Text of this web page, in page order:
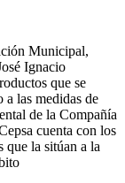
Municipal,
Ignacio
que se
las medidas de
de la Compañía
cuenta con los
que la sitúan a la